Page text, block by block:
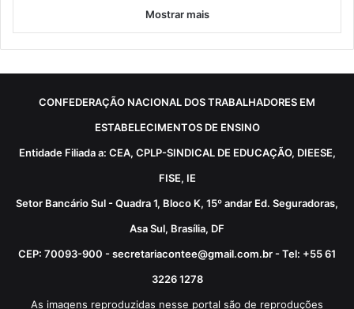
Mostrar mais
CONFEDERAÇÃO NACIONAL DOS TRABALHADORES EM
ESTABELECIMENTOS DE ENSINO
Entidade Filiada a: CEA, CPLP-SINDICAL DE EDUCAÇÃO, DIEESE,
FISE, IE
Setor Bancário Sul - Quadra 1, Bloco K, 15º andar Ed. Seguradoras,
Asa Sul, Brasília, DF
CEP: 70093-900 - secretariacontee@gmail.com.br - Tel: +55 61
3226 1278
As imagens reproduzidas nesse portal são de reproduções